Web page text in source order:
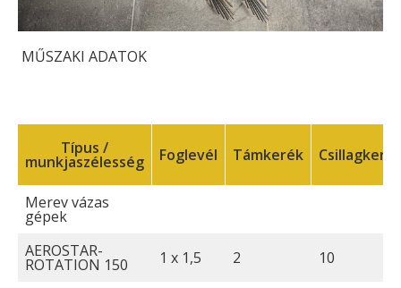
MŰSZAKI ADATOK
Típus /
munkjaszélesség Foglevél Támkerék
Merev vázas
gépek
AEROSTAR-
ROTATION 150 1 x 1,5 2 10